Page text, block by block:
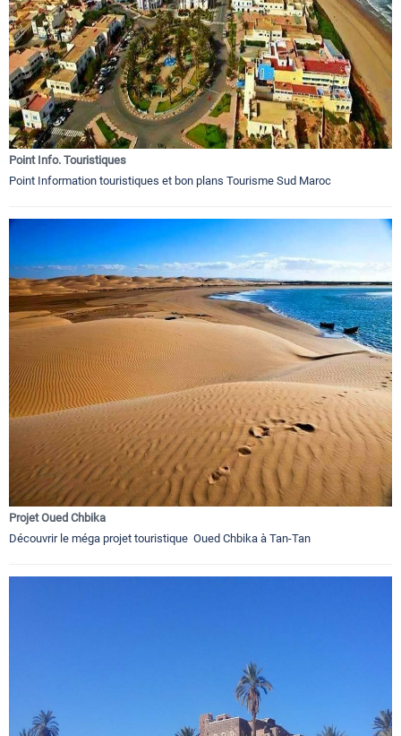
Point Info. Touristiques
Point Information touristiques et bon plans Tourisme Sud Maroc
Projet Oued Chbika
Découvrir le méga projet touristique Oued Chbika à Tan-Tan